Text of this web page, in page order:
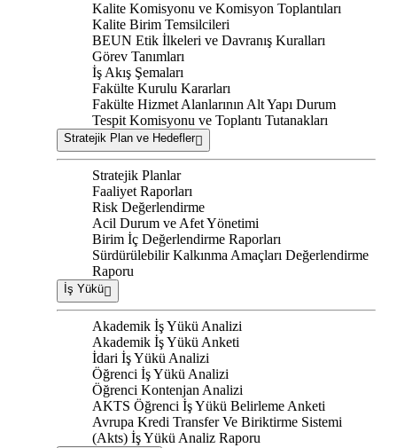
Kalite Komisyonu ve Komisyon Toplantıları
Kalite Birim Temsilcileri
BEUN Etik İlkeleri ve Davranış Kuralları
Görev Tanımları
İş Akış Şemaları
Fakülte Kurulu Kararları
Fakülte Hizmet Alanlarının Alt Yapı Durum
Tespit Komisyonu ve Toplantı Tutanakları
Stratejik Plan ve Hedefler
Stratejik Planlar
Faaliyet Raporları
Risk Değerlendirme
Acil Durum ve Afet Yönetimi
Birim İç Değerlendirme Raporları
Sürdürülebilir Kalkınma Amaçları Değerlendirme
Raporu
İş Yükü
Akademik İş Yükü Analizi
Akademik İş Yükü Anketi
İdari İş Yükü Analizi
Öğrenci İş Yükü Analizi
Öğrenci Kontenjan Analizi
AKTS Öğrenci İş Yükü Belirleme Anketi
Avrupa Kredi Transfer Ve Biriktirme Sistemi
(Akts) İş Yükü Analiz Raporu